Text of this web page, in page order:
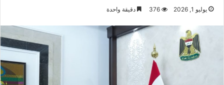
يوليو 1, 2026 376 دقيقة واحدة